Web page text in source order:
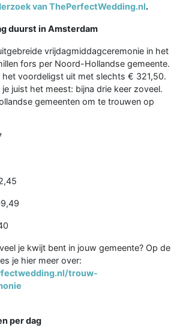
van ThePerfectWedding.nl.
duurst in Amsterdam
vrijdagmiddagceremonie in het
fors per Noord-Hollandse gemeente.
het voordeligst uit met slechts € 321,50.
juist het meest: bijna drie keer zoveel.
gemeenten om te trouwen op
je kwijt bent in jouw gemeente? Op de
je hier meer over:
trouw-
per dag